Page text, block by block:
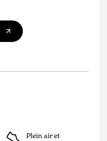
Plein air et